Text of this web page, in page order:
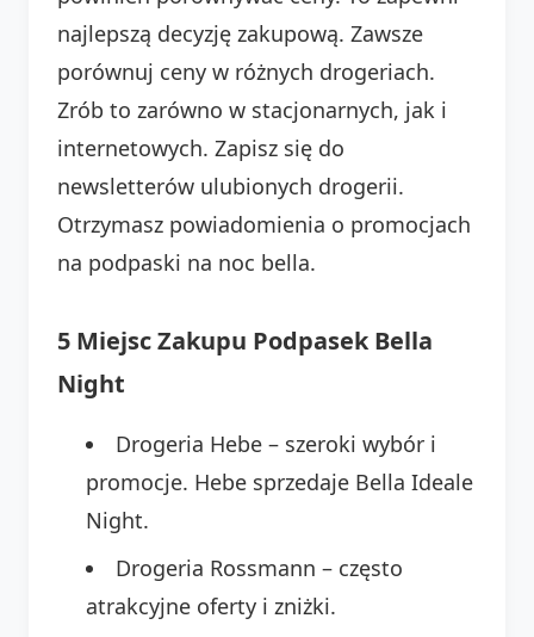
najlepszą decyzję zakupową. Zawsze
porównuj ceny w różnych drogeriach.
Zrób to zarówno w stacjonarnych, jak i
internetowych. Zapisz się do
newsletterów ulubionych drogerii.
Otrzymasz powiadomienia o promocjach
na podpaski na noc bella.
5 Miejsc Zakupu Podpasek Bella
Night
Drogeria Hebe – szeroki wybór i
promocje. Hebe sprzedaje Bella Ideale
Night.
Drogeria Rossmann – często
atrakcyjne oferty i zniżki.